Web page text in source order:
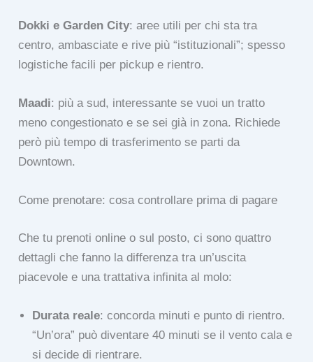
Dokki e Garden City: aree utili per chi sta tra
centro, ambasciate e rive più “istituzionali”; spesso
logistiche facili per pickup e rientro.
Maadi: più a sud, interessante se vuoi un tratto
meno congestionato e se sei già in zona. Richiede
però più tempo di trasferimento se parti da
Downtown.
Come prenotare: cosa controllare prima di pagare
Che tu prenoti online o sul posto, ci sono quattro
dettagli che fanno la differenza tra un’uscita
piacevole e una trattativa infinita al molo:
Durata reale: concorda minuti e punto di rientro.
“Un’ora” può diventare 40 minuti se il vento cala e
si decide di rientrare.